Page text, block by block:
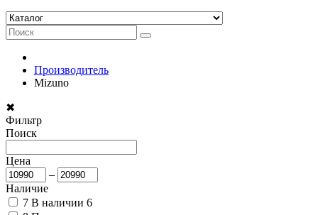
Производитель
Mizuno
✖
Фильтр
Поиск
Цена
–
Наличие
7 В наличии 6